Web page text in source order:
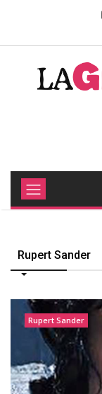
Rupert Sander
Rupert Sander